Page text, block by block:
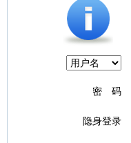
密 码
隐身登录